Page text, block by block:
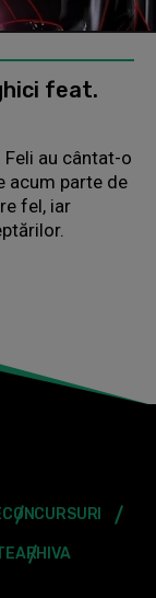
feat.
Feli au cântat-o
acum parte de
fel, iar
CONCURSURI
ARHIVA